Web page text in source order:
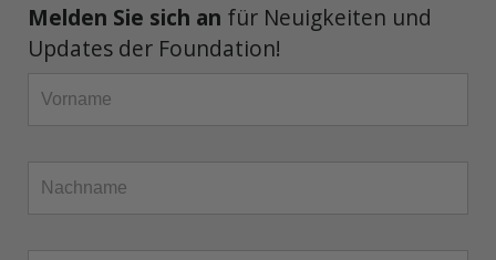
Melden Sie sich an für Neuigkeiten und
Updates der Foundation!